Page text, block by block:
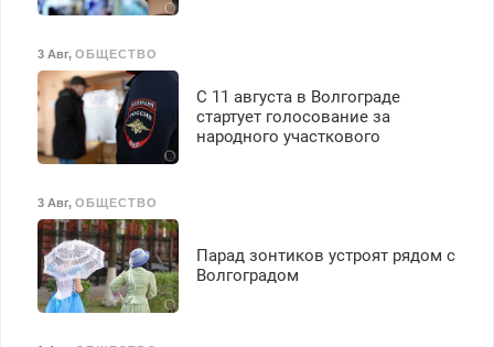
3 Авг, ОБЩЕСТВО
С 11 августа в Волгограде
стартует голосование за
народного участкового
3 Авг, ОБЩЕСТВО
Парад зонтиков устроят рядом с
Волгоградом